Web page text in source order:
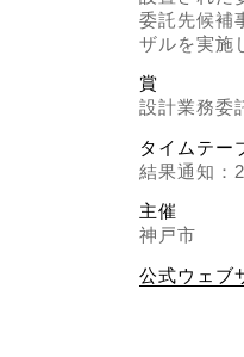
委託先候補
ザルを実施
賞
設計業務委
タイムテー
結果通知：
主催
神戸市
公式ウェブ